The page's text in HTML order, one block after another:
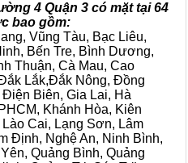
4 Quận 3 có mặt tại 64
bao gồm:
Vũng Tàu, Bạc Liêu,
Bến Tre, Bình Dương,
Thuận, Cà Mau, Cao
Lắk,Đắk Nông, Đồng
Biên, Gia Lai, Hà
Khánh Hòa, Kiên
Cai, Lạng Sơn, Lâm
Định, Nghệ An, Ninh Bình,
Quảng Bình, Quảng